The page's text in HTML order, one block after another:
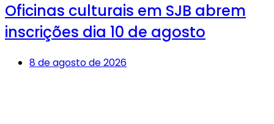
Oficinas culturais em SJB abrem
inscrições dia 10 de agosto
8 de agosto de 2026